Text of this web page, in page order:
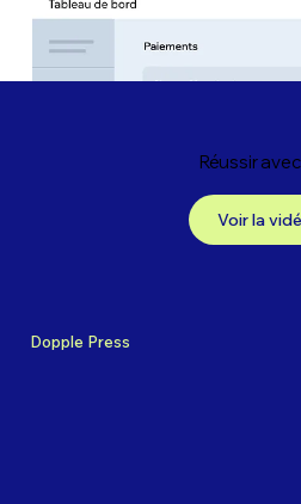
Dopple Press
Réussir
Voir la